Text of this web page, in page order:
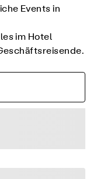
Events in
im Hotel